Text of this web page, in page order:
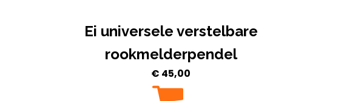
Ei universele verstelbare
rookmelderpendel
€ 45,00